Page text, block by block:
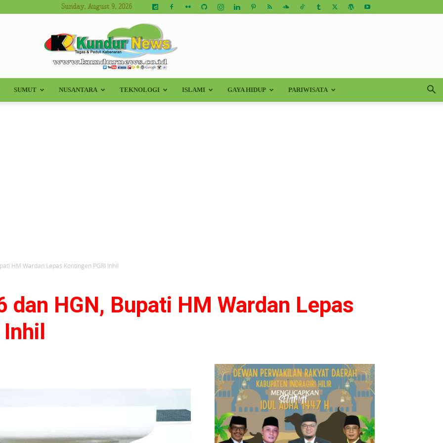
Sunday, August 9, 2026
Kundur
SUMUT NUSANTARA TEKNOLOGI ISLAMI GAYA HIDUP PARIWISATA
HM Wardan Lepas Kontingen PGRI Inhil
dan HGN, Bupati HM Wardan Lepas
Inhil